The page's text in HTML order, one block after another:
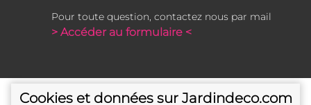
Pour toute question, contactez nous par mail
> Accéder au formulaire <
Cookies et données sur Jardindeco.com